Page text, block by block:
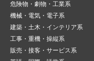
危険物・劇物・工業系
機械・電気・電子系
建築・土木・インテリア系
工事・重機・操縦系
販売・接客・サービス系